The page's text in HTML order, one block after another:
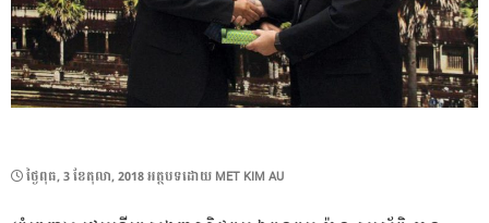
POSTED
ថ្ងៃ​ពុធ, 3 ខែ​តុលា, 2018អត្ថបទដោយ MET KIM AU